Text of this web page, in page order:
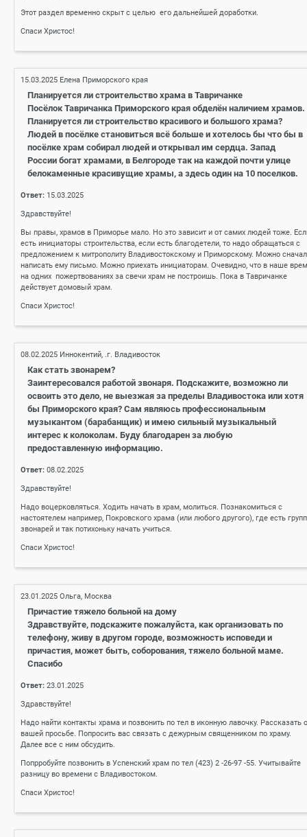
Этот раздел временно скрыт с целью его дальнейшей доработки.
Спаси Христос!
15.03.2025 Елена Приморского края
Планируется ли строительство храма в Тавричанке
Посёлок Тавричанка Приморского края обделён наличием храмов.
Планируется ли строительство красивого и большого храма?
Людей в посёлке становиться всё больше и хотелось бы что бы в
посёлке храм собирал людей и открывал им сердца. Запад
России богат храмами, в Белгороде так на каждой почти улице
белокаменные красивущие храмы, а здесь один на 10 поселков.
Ответ: 15.03.2025
Здравствуйте!
Вы правы, храмов в Приморье мало. Но это зависит и от самих людей тоже.
есть инициаторы строительства, если есть благодетели, то надо обращаться с
предложением к митрополиту Владивостокскому и Приморскому. Можно
написать ему письмо. Можно приехать инициаторам. Очевидно, что в наше
на одних пожертвованиях за свечи храм не построишь. Пока в Тавричанке
действует домовый храм.
Спаси Христос!
08.02.2025 Иннокентий, .г. Владивосток
Как стать звонарем?
Заинтересовался работой звонаря. Подскажите, возможно ли
освоить это дело, не выезжая за пределы Владивостока или хотя
бы Приморского края? Сам являюсь профессиональным
музыкантом (барабанщик) и имею сильный музыкальный
интерес к колоколам. Буду благодарен за любую
предоставленную информацию.
Ответ: 08.02.2025
Здравствуйте!
Надо воцерковляться. Ходить начать в храм, молиться. Познакомиться с
настоятелем например, Покровского храма (или любого другого), где есть
звонарей и так потихоньку начать учиться.
Спаси Христос!
23.01.2025 Ольга, Москва
Причастие тяжело больной на дому
Здравствуйте, подскажите пожалуйста, как организовать по
телефону, живу в другом городе, возможность исповеди и
причастия, может быть, соборования, тяжело больной маме.
Спасибо
Ответ: 23.01.2025
Здравствуйте!
Надо найти контакты храма и позвонить по тел в иконную лавочку. Рассказать о
вашей просьбе. Попросить вас связать с дежурным священником по храму.
Далее все с ним обсудить.
Попрробуйте позвонить в Успенский храм по тел (423) 2 -26-97 -55. Учитывайте
разницу во времени с Владивостоком.
Спаси Христос!